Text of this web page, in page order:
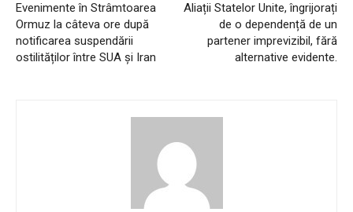
Evenimente în Strâmtoarea
Ormuz la câteva ore după
notificarea suspendării
ostilităților între SUA și Iran
Aliații Statelor Unite, îngrijorați
de o dependență de un
partener imprevizibil, fără
alternative evidente.